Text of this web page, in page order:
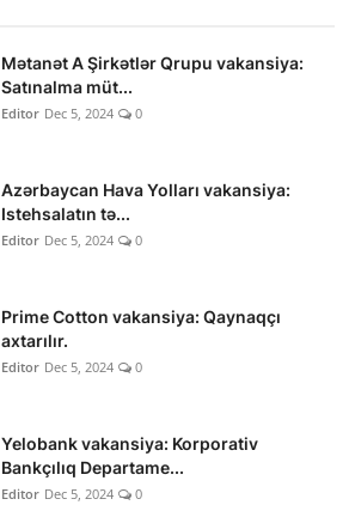
Mətanət A Şirkətlər Qrupu vakansiya:
Satınalma müt...
Editor Dec 5, 2024 0
Azərbaycan Hava Yolları vakansiya:
Istehsalatın tə...
Editor Dec 5, 2024 0
Prime Cotton vakansiya: Qaynaqçı
axtarılır.
Editor Dec 5, 2024 0
Yelobank vakansiya: Korporativ
Bankçılıq Departame...
Editor Dec 5, 2024 0